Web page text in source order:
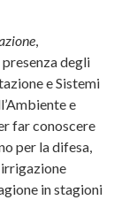
,
presenza degli
e Sistemi
e
far conoscere
per la difesa,
in stagioni